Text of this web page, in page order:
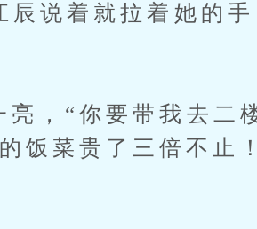
说着就拉着她的手
，“你要带我去二
饭菜贵了三倍不止